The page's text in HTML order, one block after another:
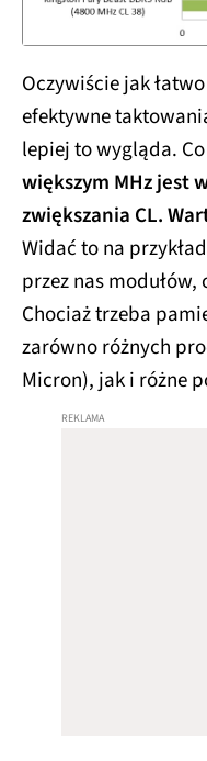
Oczywiście jak
efektywne
lepiej to wygląda.
większym MHz jest
zwiększania CL.
Widać to na
przez nas modułów,
Chociaż trzeba
zarówno różnych
Micron), jak i różne